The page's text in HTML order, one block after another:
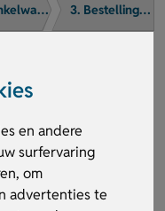
en andere
surfervaring
om
advertenties te
2. Winkelwagen 3. Bestelling afronden